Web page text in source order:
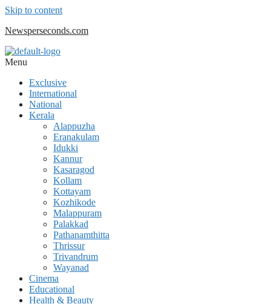
Skip to content
Newsperseconds.com
Menu
Exclusive
International
National
Kerala
Alappuzha
Eranakulam
Idukki
Kannur
Kasaragod
Kollam
Kottayam
Kozhikode
Malappuram
Palakkad
Pathanamthitta
Thrissur
Trivandrum
Wayanad
Cinema
Educational
Health & Beauty